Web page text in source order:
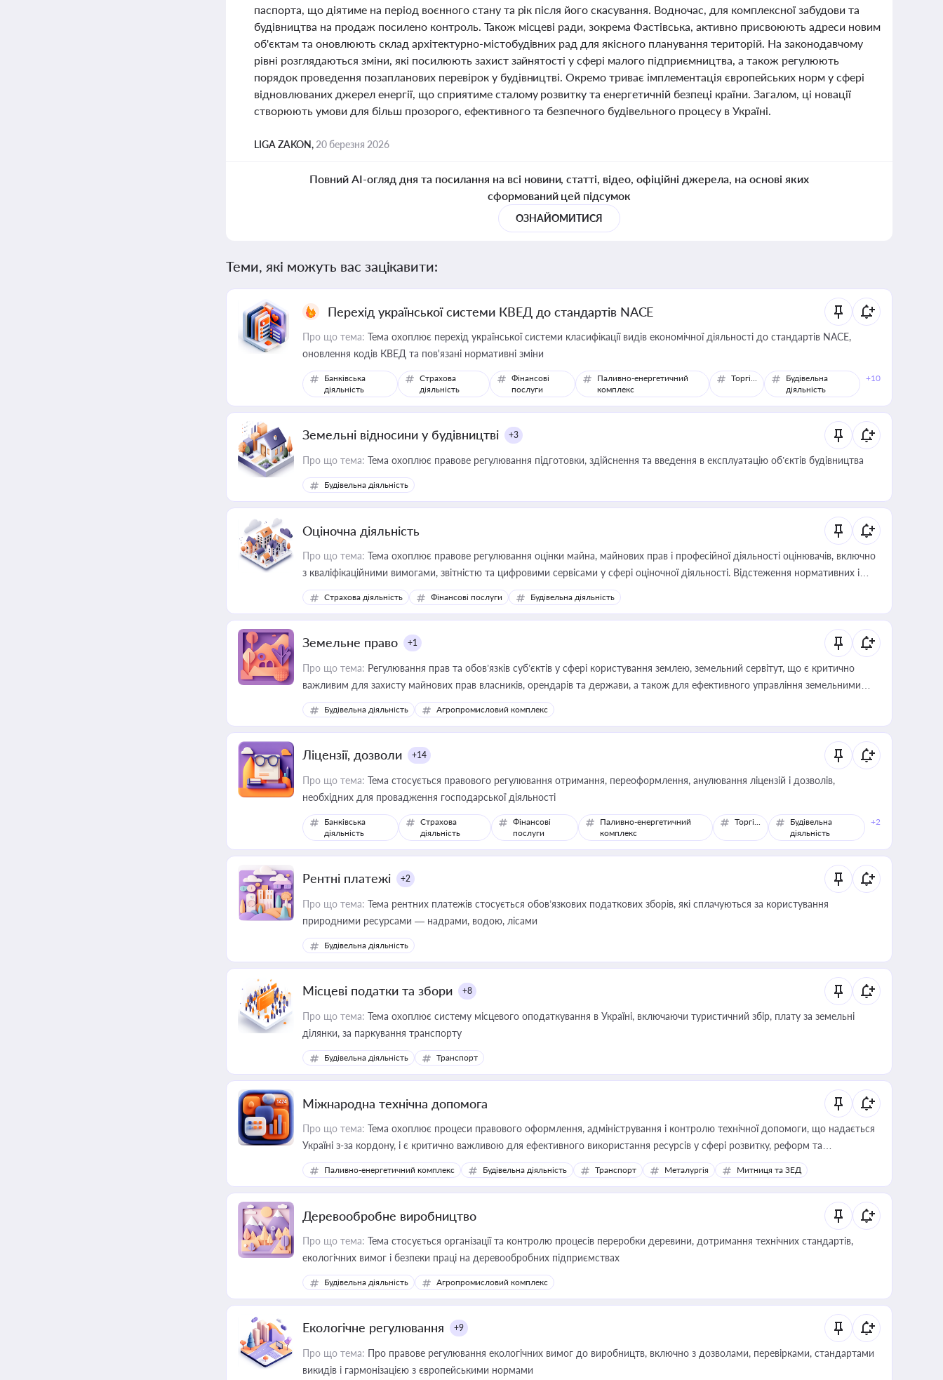
паспорта, що діятиме на період воєнного стану та рік після його скасування. Водночас, для комплексної забудови та
будівництва на продаж посилено контроль. Також місцеві ради, зокрема Фастівська, активно присвоюють адреси новим
об'єктам та оновлюють склад архітектурно-містобудівних рад для якісного планування територій. На законодавчому
рівні розглядаються зміни, які посилюють захист зайнятості у сфері малого підприємництва, а також регулюють
порядок проведення позапланових перевірок у будівництві. Окремо триває імплементація європейських норм у сфері
відновлюваних джерел енергії, що сприятиме сталому розвитку та енергетичній безпеці країни. Загалом, ці новації
створюють умови для більш прозорого, ефективного та безпечного будівельного процесу в Україні.
LIGA ZAKON, 20 березня 2026
Повний AI-огляд дня та посилання на всі новини, статті, відео, офіційні джерела, на основі яких
сформований цей підсумок
ОЗНАЙОМИТИСЯ
Теми, які можуть вас зацікавити:
Перехід української системи КВЕД до стандартів NACE
Про що тема: Тема охоплює перехід української системи класифікації видів економічної діяльності до стандартів NACE,
оновлення кодів КВЕД та пов'язані нормативні зміни
Банківська
діяльність
Страхова
діяльність
Фінансові
послуги
Паливно-енергетичний
комплекс
Торгівля
Будівельна
діяльність
+10
Земельні відносини у будівництві +3
Про що тема: Тема охоплює правове регулювання підготовки, здійснення та введення в експлуатацію об’єктів будівництва
Будівельна діяльність
Оціночна діяльність
Про що тема: Тема охоплює правове регулювання оцінки майна, майнових прав і професійної діяльності оцінювачів, включно
з кваліфікаційними вимогами, звітністю та цифровими сервісами у сфері оціночної діяльності. Відстеження нормативних і
медійних змін у цій сфері корисне для власника бізнесу, керівника, юриста або бухгалтера під час оподаткування,
приватизації, оренди державного майна, корпоративних угод і перевірки статусу суб'єктів оціночної діяльності
Страхова діяльність Фінансові послуги Будівельна діяльність
Земельне право +1
Про що тема: Регулювання прав та обов’язків суб’єктів у сфері користування землею, земельний сервітут, що є критично
важливим для захисту майнових прав власників, орендарів та держави, а також для ефективного управління земельними
ресурсами
Будівельна діяльність Агропромисловий комплекс
Ліцензії, дозволи +14
Про що тема: Тема стосується правового регулювання отримання, переоформлення, анулювання ліцензій і дозволів,
необхідних для провадження господарської діяльності
Банківська
діяльність
Страхова
діяльність
Фінансові
послуги
Паливно-енергетичний
комплекс
Торгівля
Будівельна
діяльність
+2
Рентні платежі +2
Про що тема: Тема рентних платежів стосується обов’язкових податкових зборів, які сплачуються за користування
природними ресурсами — надрами, водою, лісами
Будівельна діяльність
Місцеві податки та збори +8
Про що тема: Тема охоплює систему місцевого оподаткування в Україні, включаючи туристичний збір, плату за земельні
ділянки, за паркування транспорту
Будівельна діяльність Транспорт
Міжнародна технічна допомога
Про що тема: Тема охоплює процеси правового оформлення, адміністрування і контролю технічної допомоги, що надається
Україні з-за кордону, і є критично важливою для ефективного використання ресурсів у сфері розвитку, реформ та
інфраструктурних проєктів
Паливно-енергетичний комплекс Будівельна діяльність Транспорт Металургія Митниця та ЗЕД
Деревообробне виробництво
Про що тема: Тема стосується організації та контролю процесів переробки деревини, дотримання технічних стандартів,
екологічних вимог і безпеки праці на деревообробних підприємствах
Будівельна діяльність Агропромисловий комплекс
Екологічне регулювання +9
Про що тема: Про правове регулювання екологічних вимог до виробництв, включно з дозволами, перевірками, стандартами
викидів і гармонізацією з європейськими нормами